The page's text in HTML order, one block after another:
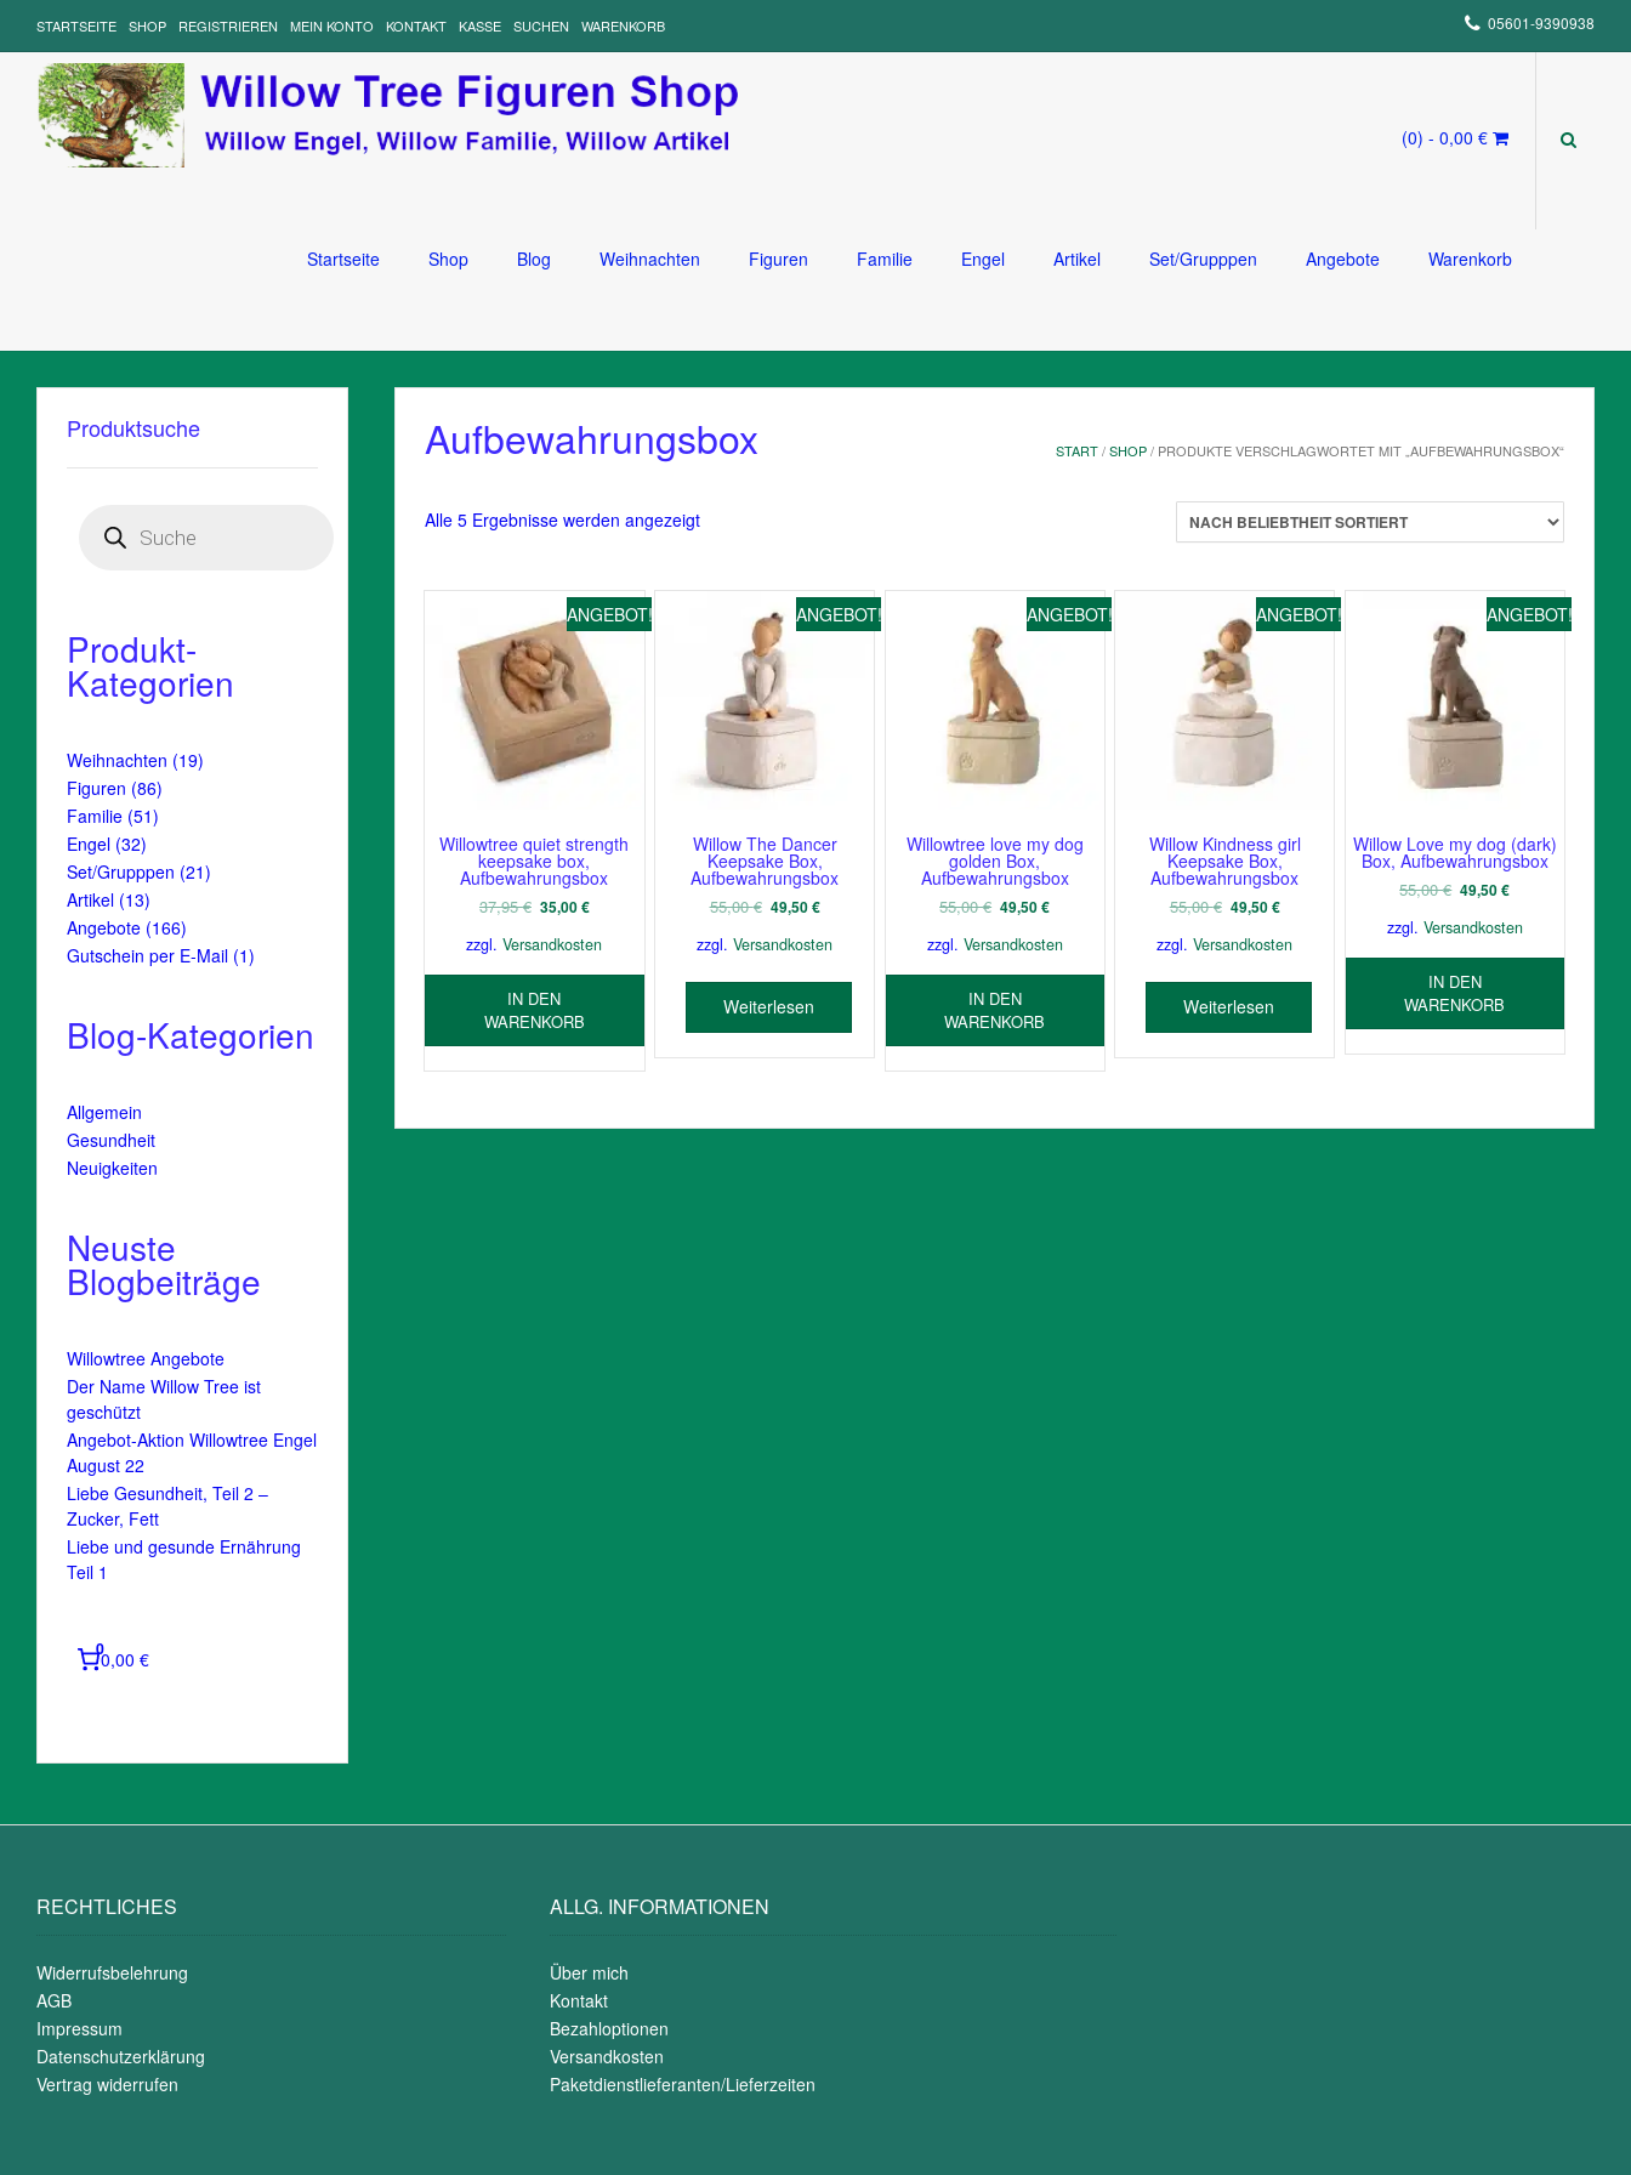
STARTSEITE SHOP REGISTRIEREN MEIN KONTO KONTAKT KASSE SUCHEN WARENKORB 05601-9390938
(0) - 0,00 €
Startseite Shop Blog Weihnachten Figuren Familie Engel Artikel Set/Grupppen Angebote Warenkorb
START/SHOP/ PRODUKTE VERSCHLAGWORTET MIT „AUFBEWAHRUNGSBOX“
Aufbewahrungsbox
Alle 5 Ergebnisse werden angezeigtNach
ANGEBOT!
Willowtree quiet strength
keepsake box,
Aufbewahrungsbox
37,95€ Ursprünglicher
war:
37,95 €
35,00€Aktueller
ist:
35,00 €.
zzgl.Versandkosten
IN DEN
WARENKORB
ANGEBOT!
Willow The Dancer
Keepsake Box,
Aufbewahrungsbox
55,00€ Ursprünglicher
war:
49,50€Aktueller
ist:
zzgl.Versandkosten
Weiterlesen
ANGEBOT!
Willowtree love my dog
golden Box,
Aufbewahrungsbox
55,00€ Ursprünglicher
war:
55,00 €
49,50€Aktueller
ist:
49,50 €.
zzgl. Versandkosten
IN DEN
WARENKORB
ANGEBOT!
Willow Kindness girl
Keepsake Box,
Aufbewahrungsbox
55,00€ Ursprünglicher
war:
49,50€Aktueller
ist:
zzgl.Versandkosten
Weiterlesen
ANGEBOT!
Willow Love my dog (dark)
Box, Aufbewahrungsbox
55,00€ Ursprünglicher
war:
55,00 €
49,50€Aktueller
ist:
49,50 €.
zzgl. Versandkosten
IN DEN
WARENKORB
Produktsuche
search
Produkt-
Kategorien
Weihnachten 1919
Figuren 8686
Produkte
Familie 5151
Engel 3232
Produkte
Set/Grupppen 2121
Artikel 1313
Produkte
Angebote 166166
Produkte
Gutschein per E-Mail 11
Blog-Kategorien
Allgemein
Gesundheit
Neuigkeiten
Neuste
Blogbeiträge
Willowtree Angebote
Der Name Willow Tree ist
geschützt
Angebot-Aktion Willowtree Engel
August 22
Liebe Gesundheit, Teil 2 –
Zucker, Fett
Liebe und gesunde Ernährung
Teil 1
00,00 €
RECHTLICHES
Widerrufsbelehrung
AGB
Impressum
Datenschutzerklärung
Vertrag widerrufen
ALLG. INFORMATIONEN
Über mich
Kontakt
Bezahloptionen
Versandkosten
Paketdienstlieferanten/Lieferzeiten